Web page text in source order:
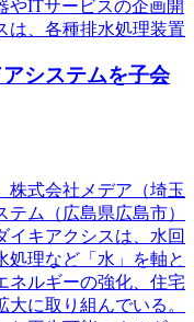
やITサービスの企画開
は、各種排水処理装置
システムを子会
株式会社メデア（埼玉
ム（広島県広島市）
イキアクシスは、水回
処理など「水」を軸と
ネルギーの強化、住宅
に取り組んでいる。